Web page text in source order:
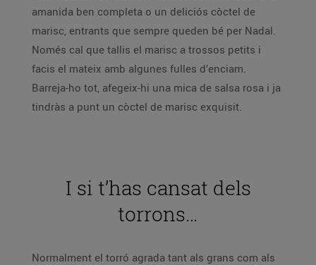
amanida ben completa o un deliciós còctel de
marisc, entrants que sempre queden bé per Nadal.
Només cal que tallis el marisc a trossos petits i
facis el mateix amb algunes fulles d’enciam.
Barreja-ho tot, afegeix-hi una mica de salsa rosa i ja
tindràs a punt un còctel de marisc exquisit.
I si t’has cansat dels
torrons…
Normalment el torró agrada tant als grans com als